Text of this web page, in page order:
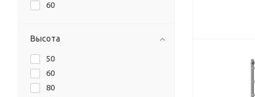
60
Высота
50
60
80